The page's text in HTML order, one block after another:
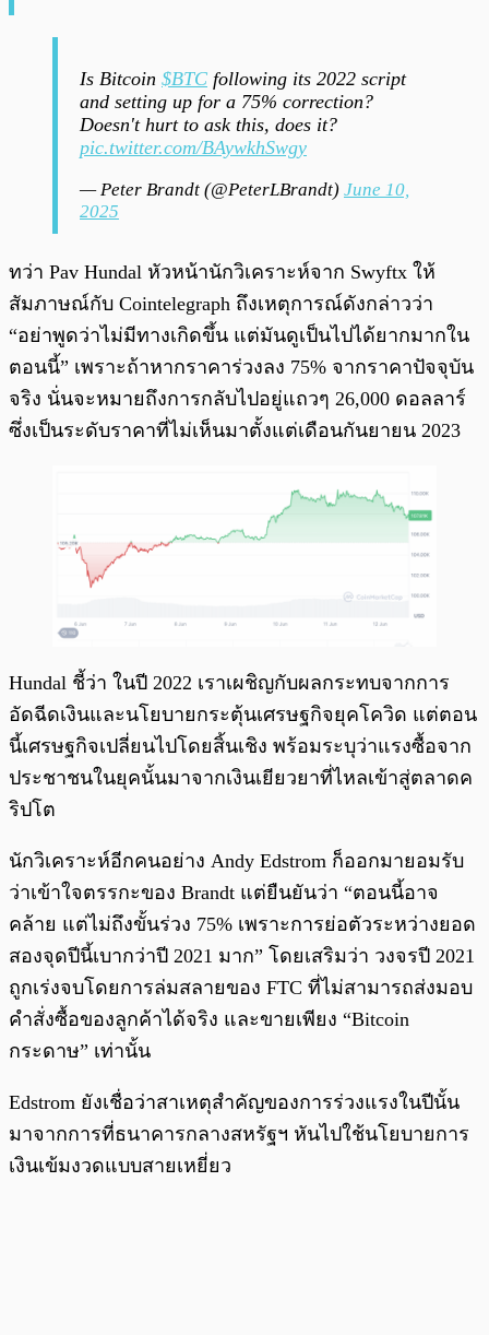
Is Bitcoin $BTC following its 2022 script
and setting up for a 75% correction?
Doesn't hurt to ask this, does it?
pic.twitter.com/BAywkhSwgy
— Peter Brandt (@PeterLBrandt) June 10,
2025
ทว่า Pav Hundal หัวหน้านักวิเคราะห์จาก Swyftx ให้
สัมภาษณ์กับ Cointelegraph ถึงเหตุการณ์ดังกล่าวว่า
“อย่าพูดว่าไม่มีทางเกิดขึ้น แต่มันดูเป็นไปได้ยากมากใน
ตอนนี้” เพราะถ้าหากราคาร่วงลง 75% จากราคาปัจจุบัน
จริง นั่นจะหมายถึงการกลับไปอยู่แถวๆ 26,000 ดอลลาร์
ซึ่งเป็นระดับราคาที่ไม่เห็นมาตั้งแต่เดือนกันยายน 2023
Hundal ชี้ว่า ในปี 2022 เราเผชิญกับผลกระทบจากการ
อัดฉีดเงินและนโยบายกระตุ้นเศรษฐกิจยุคโควิด แต่ตอน
นี้เศรษฐกิจเปลี่ยนไปโดยสิ้นเชิง พร้อมระบุว่าแรงซื้อจาก
ประชาชนในยุคนั้นมาจากเงินเยียวยาที่ไหลเข้าสู่ตลาดค
ริปโต
นักวิเคราะห์อีกคนอย่าง Andy Edstrom ก็ออกมายอมรับ
ว่าเข้าใจตรรกะของ Brandt แต่ยืนยันว่า “ตอนนี้อาจ
คล้าย แต่ไม่ถึงขั้นร่วง 75% เพราะการย่อตัวระหว่างยอด
สองจุดปีนี้เบากว่าปี 2021 มาก” โดยเสริมว่า วงจรปี 2021
ถูกเร่งจบโดยการล่มสลายของ FTC ที่ไม่สามารถส่งมอบ
คำสั่งซื้อของลูกค้าได้จริง และขายเพียง “Bitcoin
กระดาษ” เท่านั้น
Edstrom ยังเชื่อว่าสาเหตุสำคัญของการร่วงแรงในปีนั้น
มาจากการที่ธนาคารกลางสหรัฐฯ หันไปใช้นโยบายการ
เงินเข้มงวดแบบสายเหยี่ยว